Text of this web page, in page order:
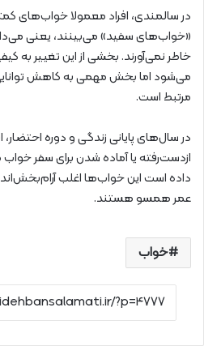
در سالمندی، افراد معمولا خواب‌های
«خواب‌های سفید» می‌بینند، یعنی
خاطر نمی‌آورند. بخشی از این تغییر به
می‌شود اما بخش مهمی به کاهش
مرتبط است.
در سال‌های پایانی زندگی و دوره احتضار،
ازدست‌رفته یا آماده شدن برای سفر
داده است این خواب‌ها اغلب آرام‌بخش‌اند
عمر همسو هستند.
خواب